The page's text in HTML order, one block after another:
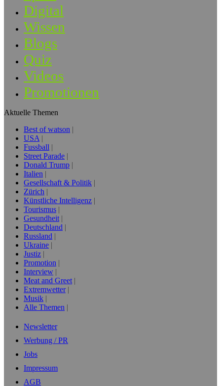
Digital
Wissen
Blogs
Quiz
Videos
Promotionen
Aktuelle Themen
Best of watson
USA
Fussball
Street Parade
Donald Trump
Italien
Gesellschaft & Politik
Zürich
Künstliche Intelligenz
Tourismus
Gesundheit
Deutschland
Russland
Ukraine
Justiz
Promotion
Interview
Meat and Greet
Extremwetter
Musik
Alle Themen
Newsletter
Werbung / PR
Jobs
Impressum
AGB